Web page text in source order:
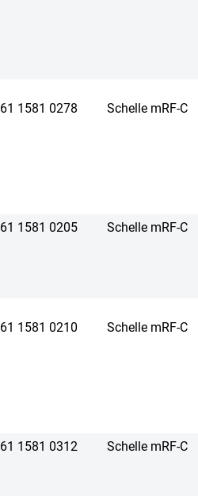
61 1581 0278 Schelle mRF-C
61 1581 0205 Schelle mRF-C
61 1581 0210 Schelle mRF-C
61 1581 0312 Schelle mRF-C